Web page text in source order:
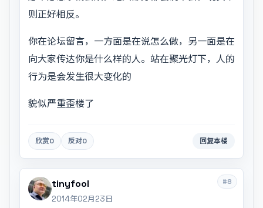
则正好相反。
你在论坛留言，一方面是在说怎么做，另一面是在
向大家传达你是什么样的人。站在聚光灯下，人的
行为是会发生很大变化的
貌似严重歪楼了
欣赏0 反对0 回复本楼
#8
tinyfool
2014年02月23日